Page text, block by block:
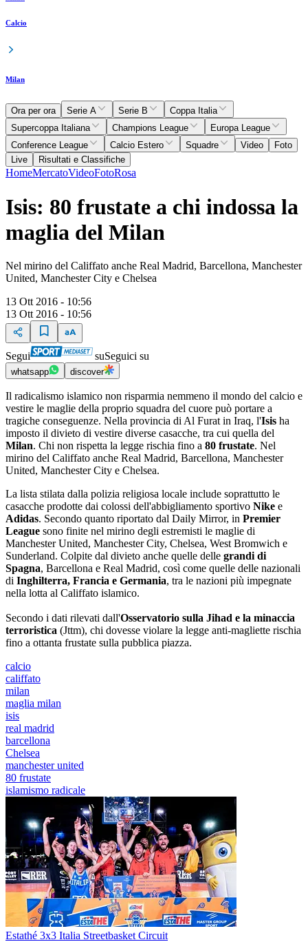
Calcio
Milan
Ora per ora Serie A Serie B
Coppa Italia
Supercoppa Italiana
Champions League
Europa League
Conference League
Calcio Estero Squadre Video
Foto
Live
Risultati e Classifiche
HomeMercatoVideoFotoRosa
Isis: 80 frustate a chi indossa la
maglia del Milan
Nel mirino del Califfato anche Real Madrid, Barcellona, Manchester
United, Manchester City e Chelsea
13 Ott 2016 - 10:56
13 Ott 2016 - 10:56
Segui suSeguici su
whatsapp discover
Il radicalismo islamico non risparmia nemmeno il mondo del calcio e
vestire le maglie della proprio squadra del cuore può portare a
tragiche conseguenze. Nella provincia di Al Furat in Iraq, l'Isis ha
imposto il divieto di vestire diverse casacche, tra cui quella del
Milan. Chi non rispetta la legge rischia fino a 80 frustate. Nel
mirino del Califfato anche Real Madrid, Barcellona, Manchester
United, Manchester City e Chelsea.
La lista stilata dalla polizia religiosa locale include soprattutto le
casacche prodotte dai colossi dell'abbigliamento sportivo Nike e
Adidas. Secondo quanto riportato dal Daily Mirror, in Premier
League sono finite nel mirino degli estremisti le maglie di
Manchester United, Manchester City, Chelsea, West Bromwich e
Sunderland. Colpite dal divieto anche quelle delle grandi di
Spagna, Barcellona e Real Madrid, così come quelle delle nazionali
di Inghilterra, Francia e Germania, tra le nazioni più impegnate
nella lotta al Califfato islamico.
Secondo i dati rilevati dall'Osservatorio sulla Jihad e la minaccia
terroristica (Jttm), chi dovesse violare la legge anti-magliette rischia
fino a ottanta frustate sulla pubblica piazza.
calcio
califfato
milan
maglia milan
isis
real madrid
barcellona
Chelsea
manchester united
80 frustate
islamismo radicale
Estathé 3x3 Italia Streetbasket Circuit